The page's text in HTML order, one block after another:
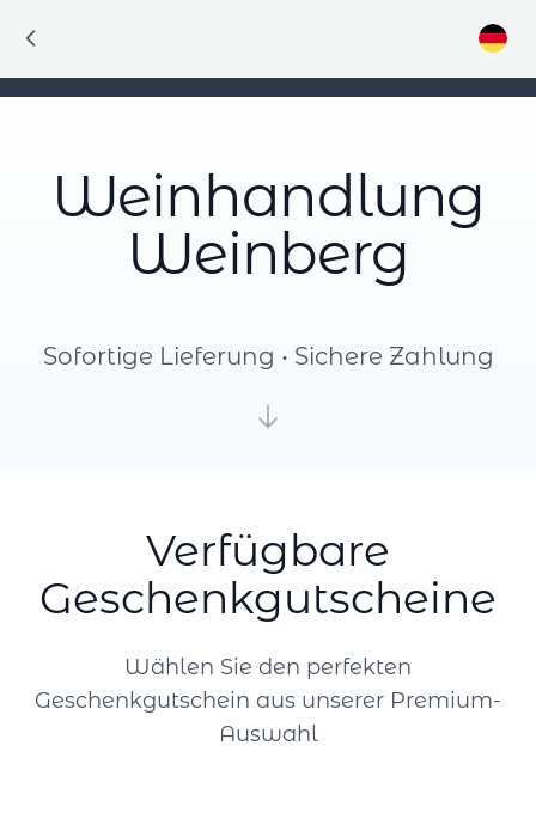
Weinhandlung
Weinberg
Sofortige Lieferung • Sichere Zahlung
Verfügbare
Geschenkgutscheine
Wählen Sie den perfekten
Geschenkgutschein aus unserer Premium-
Auswahl